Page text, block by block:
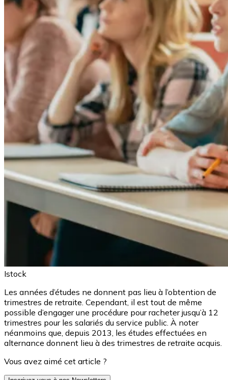
Istock
Les années d’études ne donnent pas lieu à l’obtention de
trimestres de retraite. Cependant, il est tout de même
possible d’engager une procédure pour racheter jusqu’à 12
trimestres pour les salariés du service public. À noter
néanmoins que, depuis 2013, les études effectuées en
alternance donnent lieu à des trimestres de retraite acquis.
Vous avez aimé cet article ?